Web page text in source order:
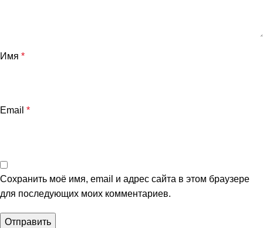
Имя *
Email *
Сохранить моё имя, email и адрес сайта в этом браузере
для последующих моих комментариев.